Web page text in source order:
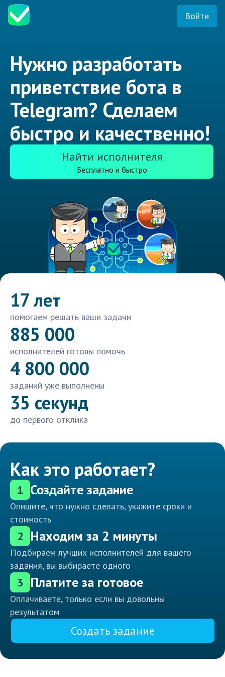
Войти
Нужно разработать
приветствие бота в
Telegram? Сделаем
быстро и качественно!
Найти исполнителя
Бесплатно и быстро
17 лет
помогаем решать ваши задачи
885 000
исполнителей готовы помочь
4 800 000
заданий уже выполнены
35 секунд
до первого отклика
Как это работает?
1 Создайте задание
Опишите, что нужно сделать, укажите сроки и
стоимость
2 Находим за 2 минуты
Подбираем лучших исполнителей для вашего
задания, вы выбираете одного
3 Платите за готовое
Оплачиваете, только если вы довольны
результатом
Создать задание